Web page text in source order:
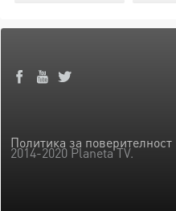
Политика за поверителност
2014-2020 Planeta TV.